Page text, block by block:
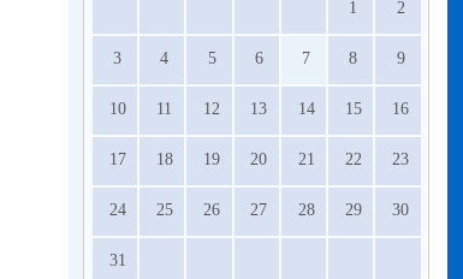
1 2
3 4 5 6 7 8 9
10 11 12 13 14 15 16
17 18 19 20 21 22 23
24 25 26 27 28 29 30
31